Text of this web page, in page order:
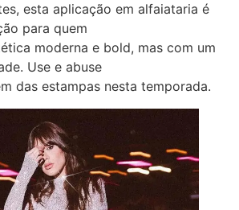
esta aplicação em alfaiataria é
para quem
moderna e bold, mas com um
Use e abuse
das estampas nesta temporada.